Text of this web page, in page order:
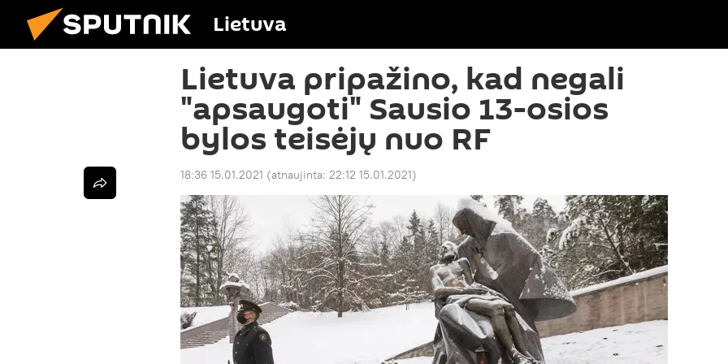
Lietuva
Lietuva pripažino, kad negali
"apsaugoti" Sausio 13-osios
bylos teisėjų nuo RF
18:36 15.01.2021 (atnaujinta: 22:12 15.01.2021)